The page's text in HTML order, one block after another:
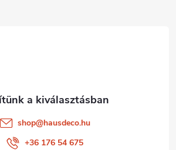
shop@hausdeco.hu
+36 176 54 675